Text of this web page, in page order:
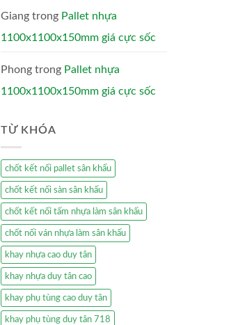
Giang trong Pallet nhựa
1100x1100x150mm giá cực sốc
Phong trong Pallet nhựa
1100x1100x150mm giá cực sốc
TỪ KHÓA
chốt kết nối pallet sân khấu
chốt kết nối sàn sân khấu
chốt kết nối tấm nhựa làm sân khấu
chốt nối ván nhựa làm sân khấu
khay nhựa cao duy tân
khay nhựa duy tân cao
khay phụ tùng cao duy tân
khay phụ tùng duy tân 718